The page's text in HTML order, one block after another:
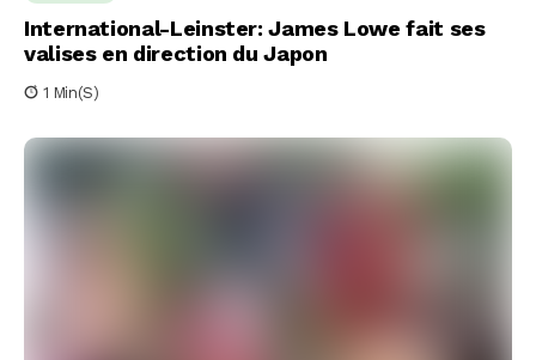
International-Leinster: James Lowe fait ses
valises en direction du Japon
1 Min(s)